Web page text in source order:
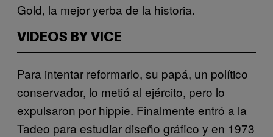
Gold, la mejor yerba de la historia.
VIDEOS BY VICE
Para intentar reformarlo, su papá, un político
conservador, lo metió al ejército, pero lo
expulsaron por hippie. Finalmente entró a la
Tadeo para estudiar diseño gráfico y en 1973